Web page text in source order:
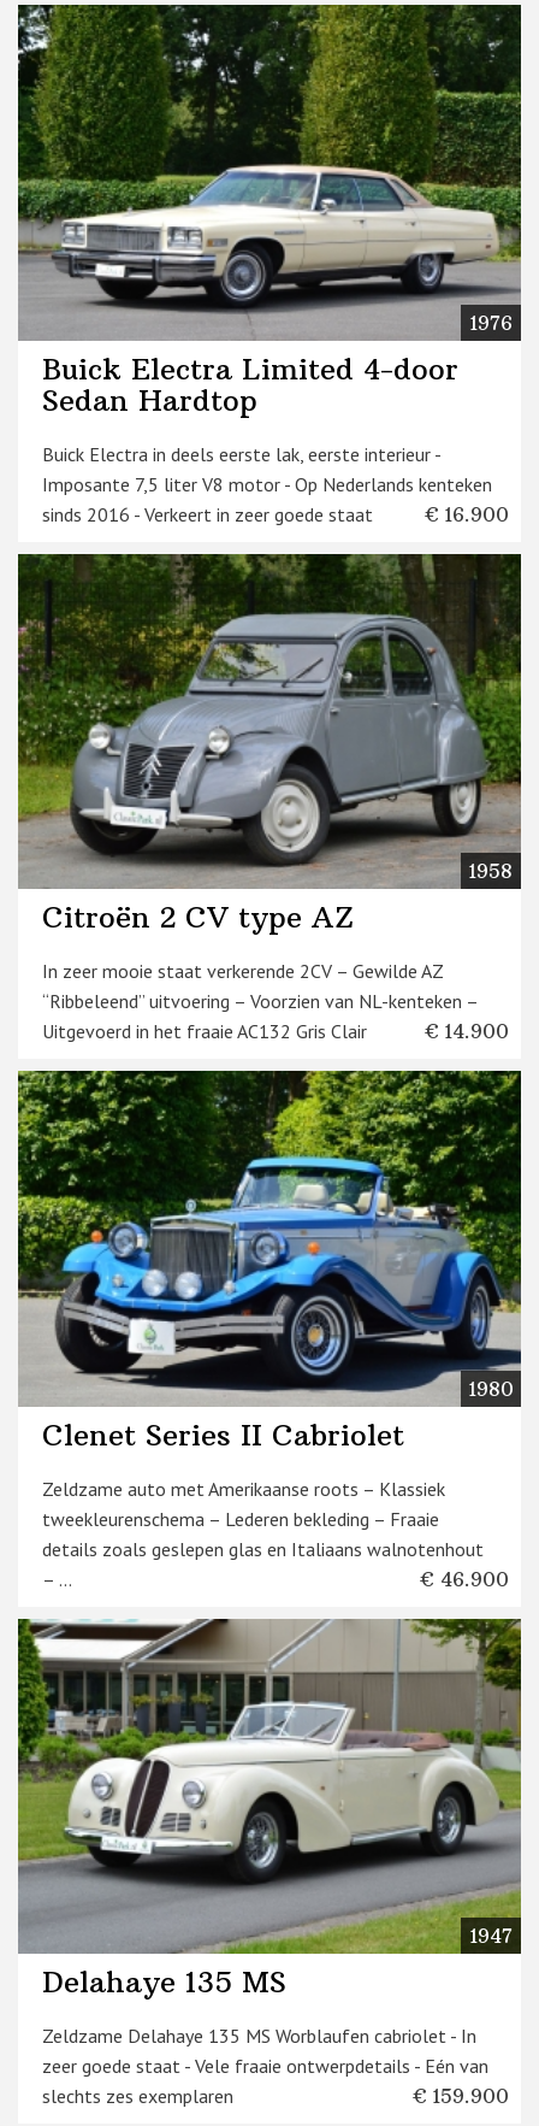
1976
Buick Electra Limited 4-door
Sedan Hardtop
Buick Electra in deels eerste lak, eerste interieur -
Imposante 7,5 liter V8 motor - Op Nederlands kenteken
sinds 2016 - Verkeert in zeer goede staat
€ 16.900
1958
Citroën 2 CV type AZ
In zeer mooie staat verkerende 2CV – Gewilde AZ
“Ribbeleend” uitvoering – Voorzien van NL-kenteken –
Uitgevoerd in het fraaie AC132 Gris Clair
€ 14.900
1980
Clenet Series II Cabriolet
Zeldzame auto met Amerikaanse roots – Klassiek
tweekleurenschema – Lederen bekleding – Fraaie
details zoals geslepen glas en Italiaans walnotenhout
– ...
€ 46.900
1947
Delahaye 135 MS
Zeldzame Delahaye 135 MS Worblaufen cabriolet - In
zeer goede staat - Vele fraaie ontwerpdetails - Eén van
slechts zes exemplaren
€ 159.900